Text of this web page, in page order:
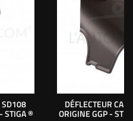
SD108
STIGA ®
DÉFLECTEUR
ORIGINE GGP -